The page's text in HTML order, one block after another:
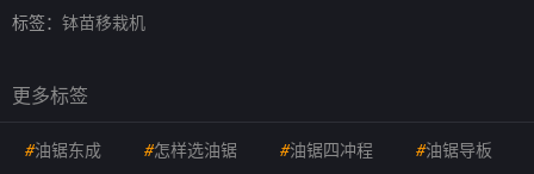
标签： 钵苗移栽机
更多标签
#油锯东成 #怎样选油锯 #油锯四冲程 #油锯导板